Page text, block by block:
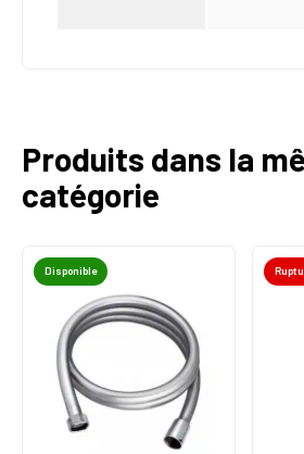
Produits dans la
catégorie
Disponible